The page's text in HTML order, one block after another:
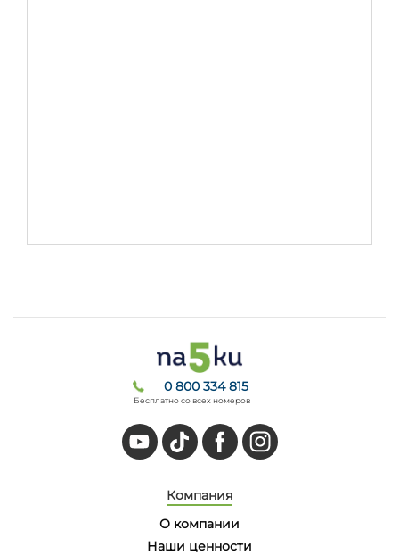
0 800 334 815
Бесплатно со всех номеров
Компания
О компании
Наши ценности